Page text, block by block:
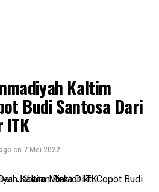
Kaltim
Budi Santosa Dari
ITK
on 7 Mei 2022